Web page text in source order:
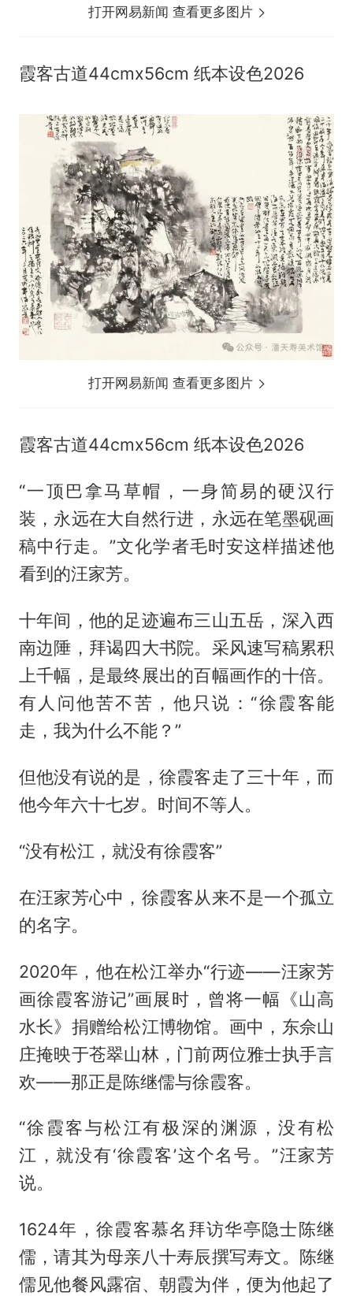
打开网易新闻 查看更多图片
霞客古道44cmx56cm 纸本设色2026
打开网易新闻 查看更多图片
霞客古道44cmx56cm 纸本设色2026
“一顶巴拿马草帽，一身简易的硬汉行
装，永远在大自然行进，永远在笔墨砚画
稿中行走。”文化学者毛时安这样描述他
看到的汪家芳。
十年间，他的足迹遍布三山五岳，深入西
南边陲，拜谒四大书院。采风速写稿累积
上千幅，是最终展出的百幅画作的十倍。
有人问他苦不苦，他只说：“徐霞客能
走，我为什么不能？”
但他没有说的是，徐霞客走了三十年，而
他今年六十七岁。时间不等人。
“没有松江，就没有徐霞客”
在汪家芳心中，徐霞客从来不是一个孤立
的名字。
2020年，他在松江举办“行迹——汪家芳
画徐霞客游记”画展时，曾将一幅《山高
水长》捐赠给松江博物馆。画中，东佘山
庄掩映于苍翠山林，门前两位雅士执手言
欢——那正是陈继儒与徐霞客。
“徐霞客与松江有极深的渊源，没有松
江，就没有‘徐霞客’这个名号。”汪家芳
说。
1624年，徐霞客慕名拜访华亭隐士陈继
儒，请其为母亲八十寿辰撰写寿文。陈继
儒见他餐风露宿、朝霞为伴，便为他起了